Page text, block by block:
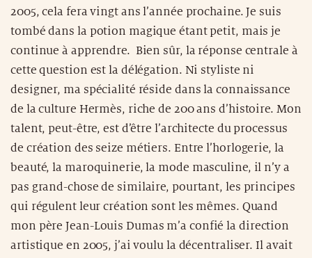
2005, cela fera vingt ans l’année prochaine. Je suis
tombé dans la potion magique étant petit, mais je
continue à apprendre. Bien sûr, la réponse centrale à
cette question est la délégation. Ni styliste ni
designer, ma spécialité réside dans la connaissance
de la culture Hermès, riche de 200 ans d’histoire. Mon
talent, peut-être, est d’être l’architecte du processus
de création des seize métiers. Entre l’horlogerie, la
beauté, la maroquinerie, la mode masculine, il n’y a
pas grand-chose de similaire, pourtant, les principes
qui régulent leur création sont les mêmes. Quand
mon père Jean-Louis Dumas m’a confié la direction
artistique en 2005, j’ai voulu la décentraliser. Il avait